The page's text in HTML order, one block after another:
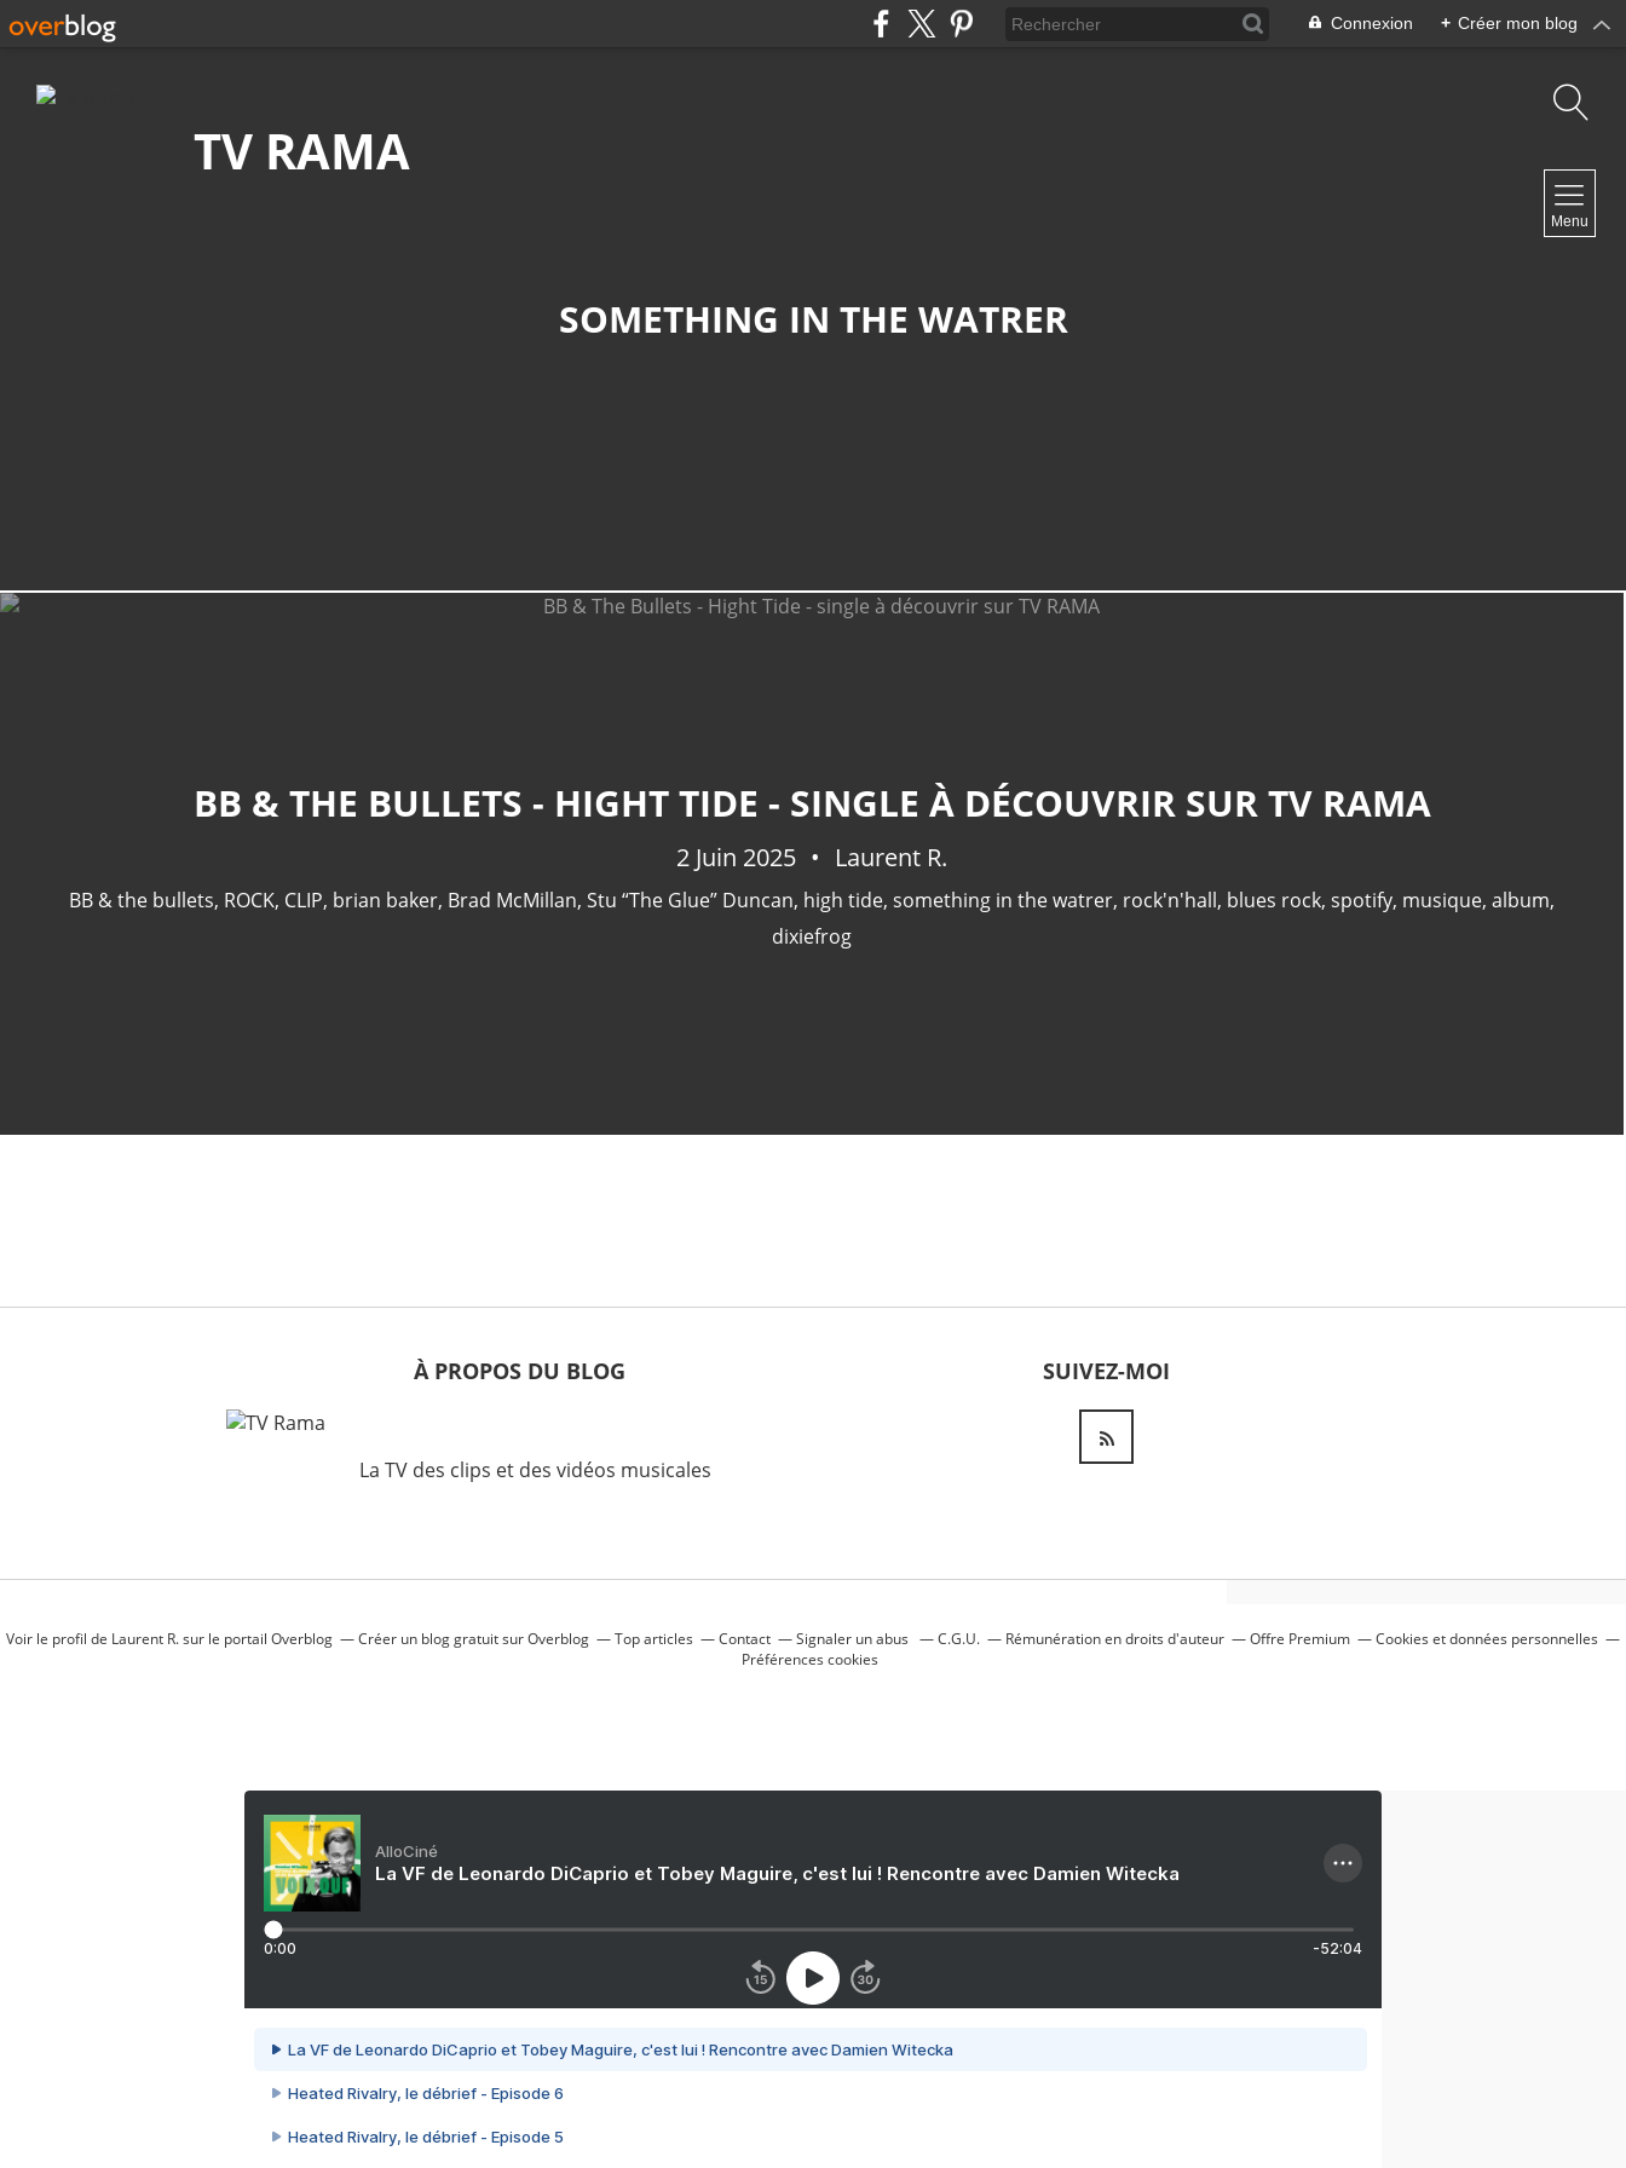
Connexion + Créer mon blog
TV RAMA
Menu
SOMETHING IN THE WATRER
BB & THE BULLETS - HIGHT TIDE - SINGLE À DÉCOUVRIR SUR TV RAMA
2 Juin 2025 Laurent R.
BB & the bullets, ROCK, CLIP, brian baker, Brad McMillan, Stu “The Glue” Duncan, high tide, something in the watrer, rock'n'hall, blues rock, spotify, musique, album,
dixiefrog
À PROPOS DU BLOG
La TV des clips et des vidéos musicales
SUIVEZ-MOI
Musique(240)
Album(117)
Voir le profil de Laurent R.sur le portail Overblog Créer un blog gratuit sur Overblog Top articles Contact Signaler un abus C.G.U. Rémunération en droits d'auteur Offre Premium
Cookies et données personnelles
Préférences cookies
AlloCiné
La VF de Leonardo DiCaprio et Tobey Maguire, c'est lui ! Rencontre avec Damien Witecka
0:00 -52:04
La VF de Leonardo DiCaprio et Tobey Maguire, c'est lui ! Rencontre avec Damien Witecka
Heated Rivalry, le débrief - Episode 6
Heated Rivalry, le débrief - Episode 5